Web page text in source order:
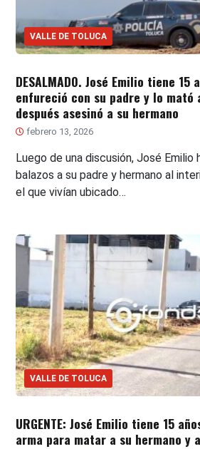
VALLE DE TOLUCA
DESALMADO. José Emilio tiene 15
enfureció con su padre y lo mató
después asesinó a su hermano
febrero 13, 2026
Luego de una discusión, José Emilio
balazos a su padre y hermano al
el que vivían ubicado…
VALLE DE TOLUCA
URGENTE: José Emilio tiene 15
arma para matar a su hermano y